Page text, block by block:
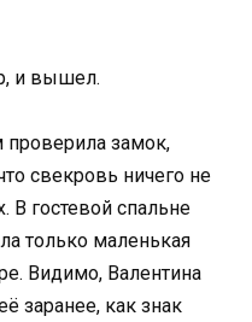
и вышел.
замок,
свекровь ничего не
В гостевой спальне
только маленькая
Видимо, Валентина
заранее, как знак